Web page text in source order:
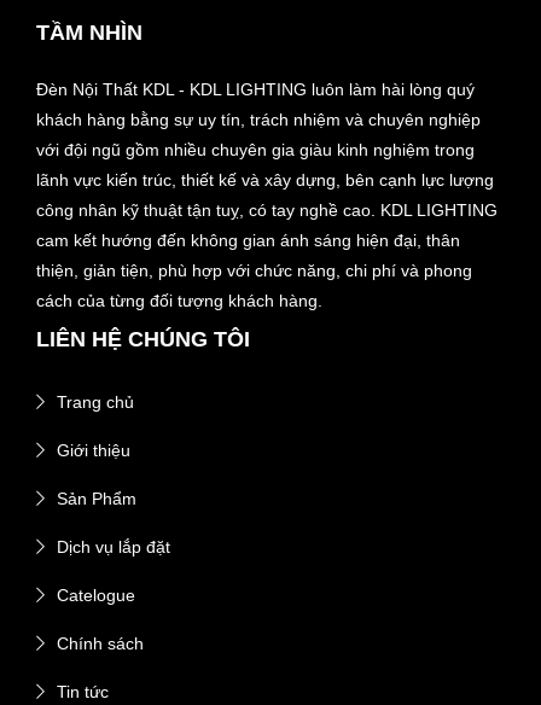
TẦM NHÌN
Đèn Nội Thất KDL - KDL LIGHTING luôn làm hài lòng quý
khách hàng bằng sự uy tín, trách nhiệm và chuyên nghiệp
với đội ngũ gồm nhiều chuyên gia giàu kinh nghiệm trong
lãnh vực kiến trúc, thiết kế và xây dựng, bên cạnh lực lượng
công nhân kỹ thuật tận tuỵ, có tay nghề cao. KDL LIGHTING
cam kết hướng đến không gian ánh sáng hiện đại, thân
thiện, giản tiện, phù hợp với chức năng, chi phí và phong
cách của từng đối tượng khách hàng.
LIÊN HỆ CHÚNG TÔI
Trang chủ
Giới thiệu
Sản Phẩm
Dịch vụ lắp đặt
Catelogue
Chính sách
Tin tức